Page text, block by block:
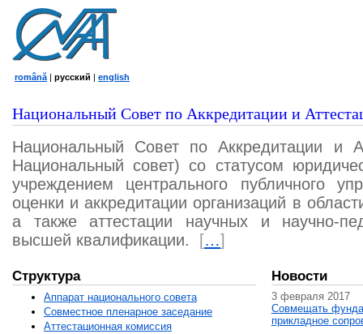
română | русский | english
Национальный Совет по Аккредитации и
Национальный Совет по Аккредитации и
Национальный совет) со статусом
учреждением центрального публичного
оценки и аккредитации организаций в
а также аттестации научных и научно-
высшей квалификации.
[…]
Структура
Аппарат национального совета
Совместное пленарное заседание
Аттестационная комисcия
Новости
3 февраля 2017
Совмещать
прикладное